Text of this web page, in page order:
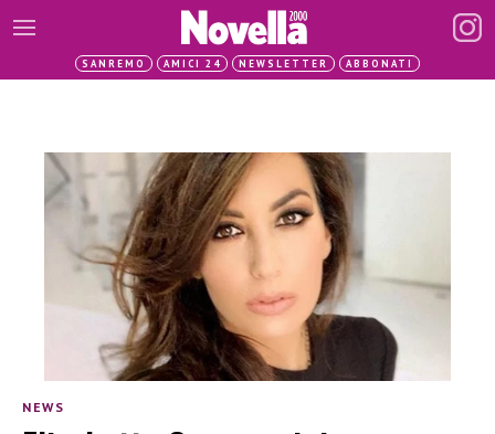
SANREMO AMICI 24 NEWSLETTER ABBONATI
NEWS